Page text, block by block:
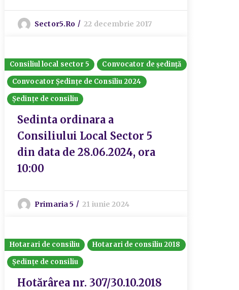
Sector5.ro 22 decembrie 2017
Consiliul local sector 5
Convocator de ședință
Convocator Ședințe de Consiliu 2024
Ședințe de consiliu
Sedinta ordinara a
Consiliului Local Sector 5
din data de 28.06.2024, ora
10:00
Primaria 5 21 iunie 2024
Hotarari de consiliu
Hotarari de consiliu 2018
Ședințe de consiliu
Hotărârea nr. 307/30.10.2018